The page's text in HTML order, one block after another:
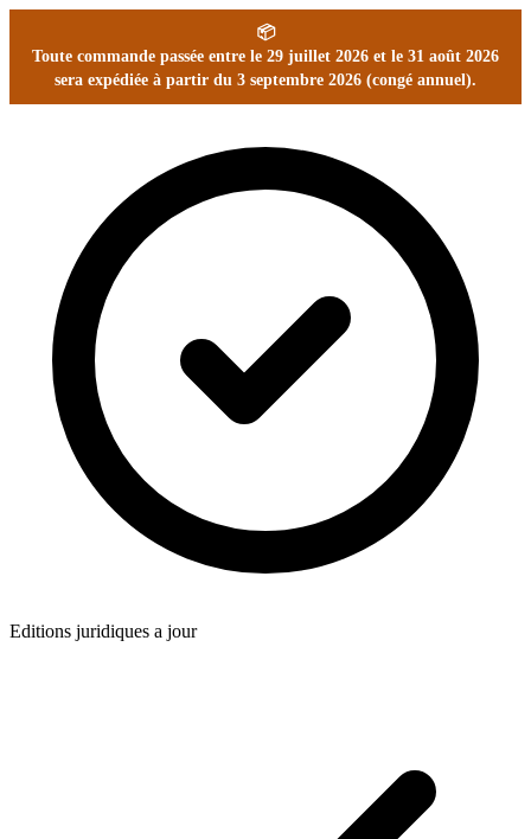
📦
Toute commande passée entre le 29 juillet 2026 et le 31 août 2026
sera expédiée à partir du 3 septembre 2026 (congé annuel).
Editions juridiques a jour